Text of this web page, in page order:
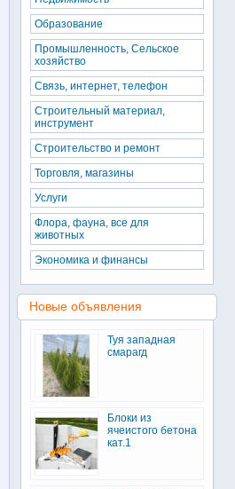
Образование
Промышленность, Сельское
хозяйство
Связь, интернет, телефон
Строительный материал,
инструмент
Строительство и ремонт
Торговля, магазины
Услуги
Флора, фауна, все для
животных
Экономика и финансы
Новые объявления
Туя западная
смарагд
Блоки из
ячеистого бетона
кат.1